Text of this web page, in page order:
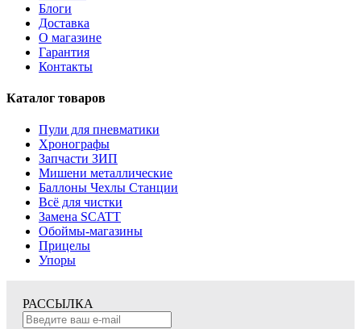
Блоги
Доставка
О магазине
Гарантия
Контакты
Каталог товаров
Пули для пневматики
Хронографы
Запчасти ЗИП
Мишени металлические
Баллоны Чехлы Станции
Всё для чистки
Замена SCATT
Обоймы-магазины
Прицелы
Упоры
РАССЫЛКА